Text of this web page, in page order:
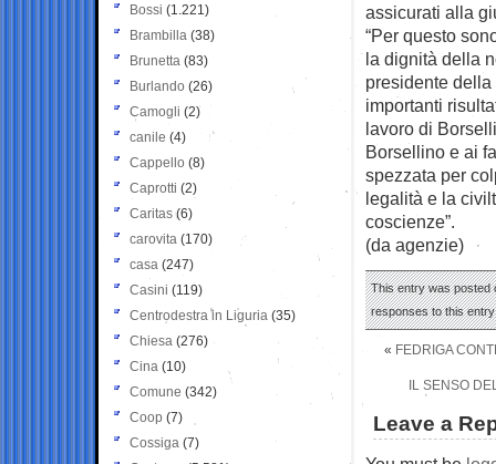
assicurati alla
“Per questo
la dignità della
presidente
importanti
lavoro di
Borsellino e ai
spezzata per
legalità e la
coscienze”.
(da agenzie)
This entry was posted
responses to this
« FEDRIGA
IL SENSO
Leave a
Bossi (1.221)
Brambilla (38)
Brunetta (83)
Burlando (26)
Camogli (2)
canile (4)
Cappello (8)
Caprotti (2)
Caritas (6)
carovita (170)
casa (247)
Casini (119)
Centrodestra in Liguria (35)
Chiesa (276)
Cina (10)
Comune (342)
Coop (7)
Cossiga (7)